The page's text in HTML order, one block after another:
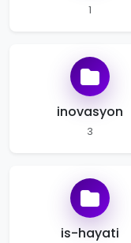
1
inovasyon
3
is-hayati